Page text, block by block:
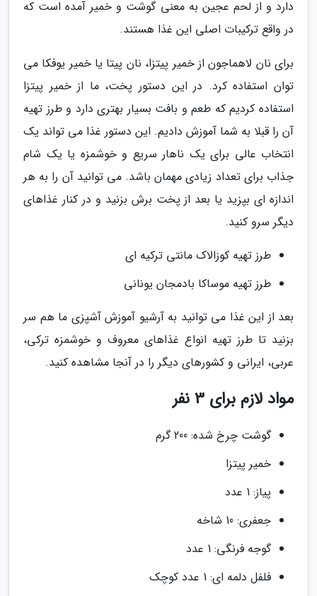
دارد و از لحم عجین به معنی گوشت و خمیر آمده است که
در واقع ترکیبات اصلی این غذا هستند.
برای نان لاهماجون از خمیر پیتزا، نان پیتا یا خمیر یوفکا می
توان استفاده کرد. در این دستور پخت، ما از خمیر پیتزا
استفاده کردیم که طعم و بافت بسیار بهتری دارد و طرز تهیه
آن را قبلا به شما آموزش دادیم. این دستور غذا می تواند یک
انتخاب عالی برای یک ناهار سریع و خوشمزه یا یک شام
جذاب برای تعداد زیادی مهمان باشد. می توانید آن را به هر
اندازه ای بپزید یا بعد از پخت برش بزنید و در کنار غذاهای
دیگر سرو کنید.
طرز تهیه کوزالاک مانتی ترکیه ای
طرز تهیه موساکا بادمجان یونانی
بعد از این غذا می توانید به آرشیو آموزش آشپزی ما هم سر
بزنید تا طرز تهیه انواع غذاهای معروف و خوشمزه ترکی،
عربی، ایرانی و کشورهای دیگر را در آنجا مشاهده کنید.
مواد لازم برای 3 نفر
گوشت چرخ شده: 200 گرم
خمیر پیتزا
پیاز: 1 عدد
جعفری: 10 شاخه
گوجه فرنگی: 1 عدد
فلفل دلمه ای: 1 عدد کوچک